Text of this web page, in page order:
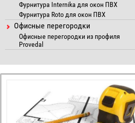
Фурнитура Internika для окон ПВХ
Фурнитура Roto для окон ПВХ
Офисные перегородки
Офисные перегородки из профиля
Provedal